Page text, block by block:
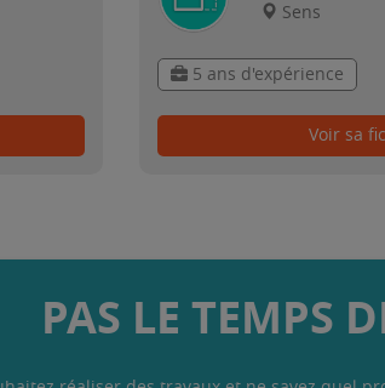
Sens
5 ans d'expérience
Voir sa
PAS LE TEMPS